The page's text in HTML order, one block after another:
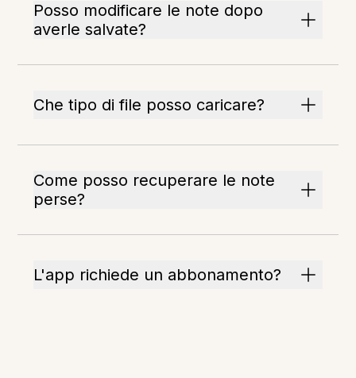
Posso modificare le note dopo
averle salvate?
Che tipo di file posso caricare?
Come posso recuperare le note
perse?
L'app richiede un abbonamento?